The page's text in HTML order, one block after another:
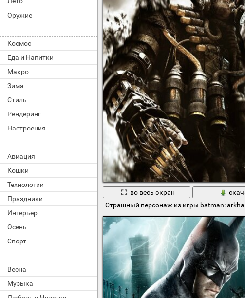
Оружие
Космос
Еда и Напитки
Макро
Зима
Стиль
Рендеринг
Настроения
Авиация
Кошки
Технологии
Праздники
Интерьер
Осень
Спорт
Весна
Музыка
во весь экран
Страшный персонаж из игры batman: